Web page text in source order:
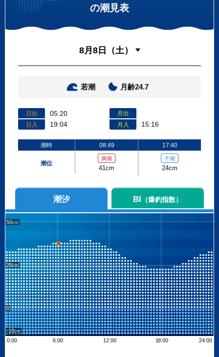
の潮見表
若潮 月齢24.7
日出 05:20
日入 19:04
月出
月入
15:16
潮時
潮位
08:49
満潮
41cm
17:40
干潮
24cm
潮汐 BI （爆釣指数）
50
25
0
-10
0:00
6:00 12:00 18:00 24:00